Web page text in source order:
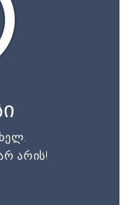
არის!